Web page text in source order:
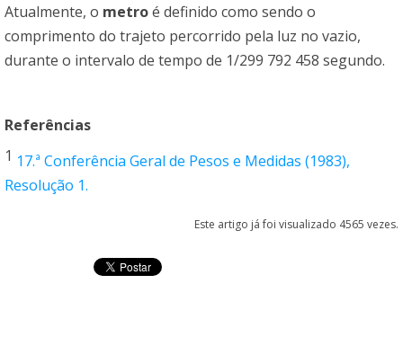
Atualmente, o metroé definido como sendo o
comprimento do trajeto percorrido pela luz no vazio,
durante o intervalo de tempo de 1/299 792 458 segundo.
Referências
1 17.ª Conferência Geral de Pesos e Medidas (1983),
Resolução 1.
Este artigo já foi visualizado 4565 vezes.